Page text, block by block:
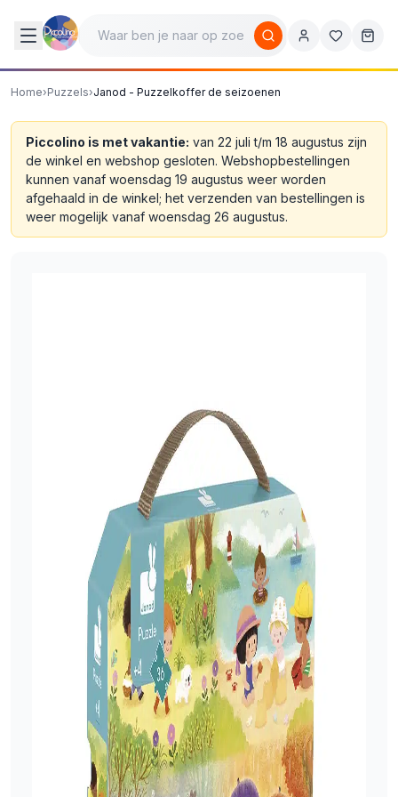
Home›Puzzels›Janod - Puzzelkoffer de seizoenen
Piccolino is met vakantie: van 22 juli t/m 18 augustus zijn
de winkel en webshop gesloten. Webshopbestellingen
kunnen vanaf woensdag 19 augustus weer worden
afgehaald in de winkel; het verzenden van bestellingen is
weer mogelijk vanaf woensdag 26 augustus.